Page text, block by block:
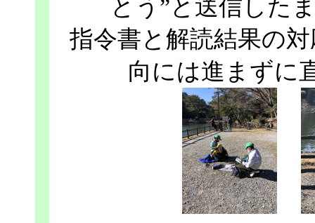
とう”と送信した
指令書と解読結果の
向には進まずに